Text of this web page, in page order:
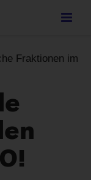
Fraktionen im